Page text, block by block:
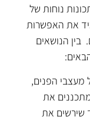
נוחות של
את האפשרות
בין הנושאים
מעצבי הפנים,
את
שירשים את